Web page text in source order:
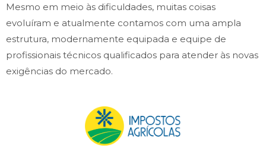
Mesmo em meio às dificuldades, muitas coisas
evoluíram e atualmente contamos com uma ampla
estrutura, modernamente equipada e equipe de
profissionais técnicos qualificados para atender às novas
exigências do mercado.